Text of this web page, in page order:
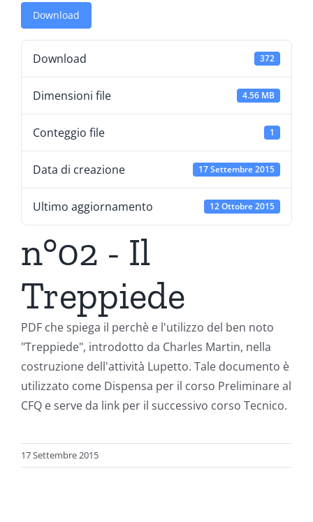
Download
Download 372
Dimensioni file 4.56 MB
Conteggio file 1
Data di creazione 17 Settembre 2015
Ultimo aggiornamento 12 Ottobre 2015
n°02 - Il
Treppiede
PDF che spiega il perchè e l'utilizzo del ben noto
"Treppiede", introdotto da Charles Martin, nella
costruzione dell'attività Lupetto. Tale documento è
utilizzato come Dispensa per il corso Preliminare al
CFQ e serve da link per il successivo corso Tecnico.
17 Settembre 2015